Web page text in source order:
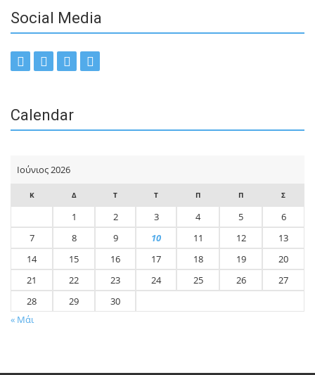
Social Media
Calendar
Ιούνιος 2026
Κ Δ Τ Τ Π Π Σ
1 2 3 4 5
6
7
8 9 10 11 12
13
14
15 16 17 18 19
20
21
22 23 24 25 26
27
28
29
30
« Μάι